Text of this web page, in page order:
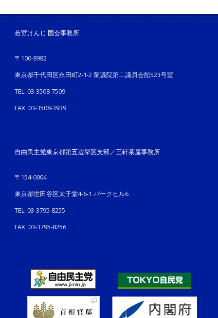
若宮けんじ 国会事務所
〒100-8982
東京都千代田区永田町2-1-2 衆議院第二議員会館523号室
TEL: 03-3508-7509
FAX: 03-3508-3939
自由民主党東京都第五選挙区支部／三軒茶屋事務所
〒154-0004
東京都世田谷区太子堂4-6-1 パークヒル6
TEL: 03-3795-8255
FAX: 03-3795-8256